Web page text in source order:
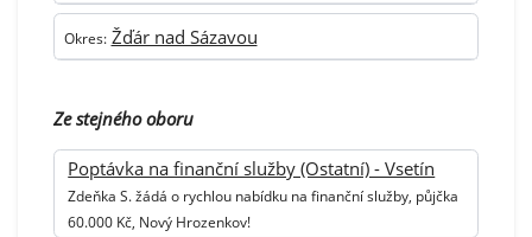
Okres: Žďár nad Sázavou
Ze stejného oboru
Poptávka na finanční služby (Ostatní) - Vsetín
Zdeňka S. žádá o rychlou nabídku na finanční služby, půjčka
60.000 Kč, Nový Hrozenkov!